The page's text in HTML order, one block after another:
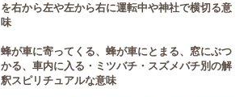
を右から左や左から右に運転中や神社で横切る意
味
蜂が車に寄ってくる、蜂が車にとまる、窓にぶつ
かる、車内に入る・ミツバチ・スズメバチ別の解
釈スピリチュアルな意味